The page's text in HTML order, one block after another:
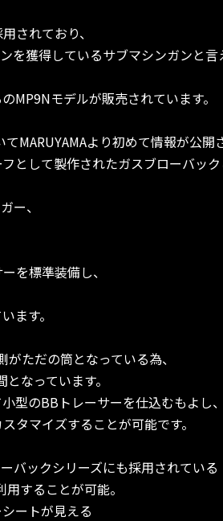
されており、
獲得しているサブマシンガンと言
MP9Nモデルが販売されています。
MARUYAMAより初めて情報が公開
として製作されたガスブローバック
ー、
を標準装備し、
ます。
ただの筒となっている為、
なっています。
型のBBトレーサーを仕込むもよし、
タマイズすることが可能です。
バックシリーズにも採用されている
することが可能。
ートが見える